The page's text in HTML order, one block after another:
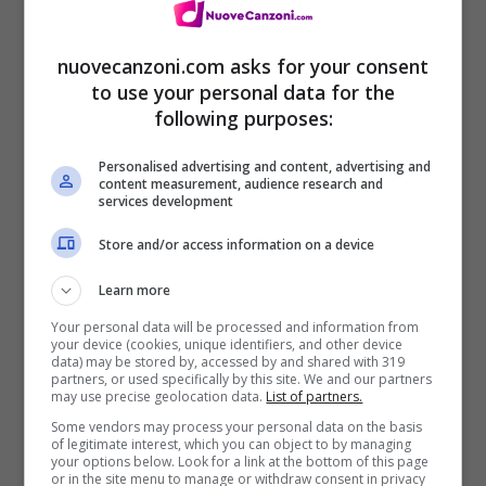
[Ritornello]
Mi fa male
pensare a te con tutto il mondo in mano
ma non riuscire neanche a prender fiato
mi fa male
nuovecanzoni.com asks for your consent
to use your personal data for the
following purposes:
Personalised advertising and content, advertising and
content measurement, audience research and
services development
Store and/or access information on a device
Learn more
Your personal data will be processed and information from
your device (cookies, unique identifiers, and other device
data) may be stored by, accessed by and shared with 319
partners, or used specifically by this site. We and our partners
may use precise geolocation data. List of partners.
Some vendors may process your personal data on the basis
of legitimate interest, which you can object to by managing
your options below. Look for a link at the bottom of this page
or in the site menu to manage or withdraw consent in privacy